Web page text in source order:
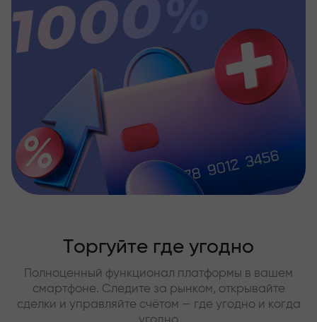
Торгуйте где угодно
Полноценный функционал платформы в вашем
смартфоне. Следите за рынком, открывайте
сделки и управляйте счётом — где угодно и когда
угодно